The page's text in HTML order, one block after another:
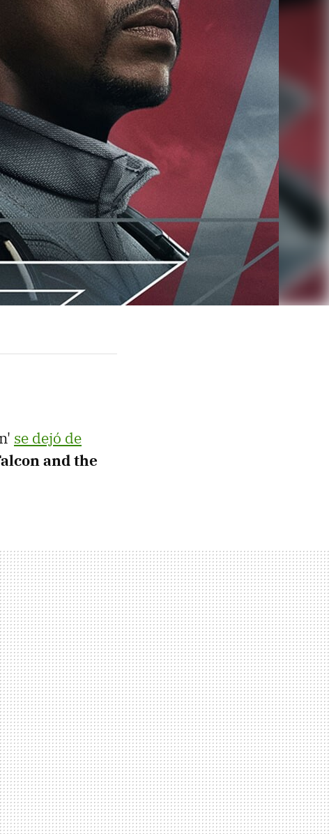
se dejó de
and the